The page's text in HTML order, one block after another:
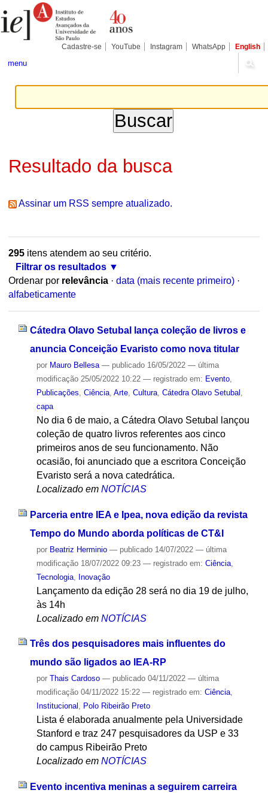
para
conteúdo.
Pessoais
Cadastre-se YouTube Instagram WhatsApp English
menu
Resultado da busca
Assinar um RSS sempre atualizado.
295itens atendem ao seu critério.
Filtrar os resultados
Ordenar por relevância · data (mais recente primeiro) ·
alfabeticamente
Cátedra Olavo Setubal lança coleção de livros e
anuncia Conceição Evaristo como nova titular
por Mauro Bellesa — publicado16/05/2022 — última
modificação25/05/2022 10:22 — registrado em: Evento,
Publicações Ciência, Arte, Cultura, Cátedra Olavo Setubal
capa
No dia 6 de maio, a Cátedra Olavo Setubal lançou
coleção de quatro livros referentes aos cinco
primeiros anos de seu funcionamento. Não
ocasião, foi anunciado que a escritora Conceição
Evaristo será a nova catedrática.
Localizado em NOTÍCIAS
Parceria entre IEA e Ipea, nova edição da revista
Tempo do Mundo aborda políticas de CT&I
por Beatriz Herminio — publicado14/07/2022 — última
modificação18/07/2022 09:23 — registrado em: Ciência,
Tecnologia, Inovação
Lançamento da edição 28 será no dia 19 de julho,
às 14h
Localizado em NOTÍCIAS
Três dos pesquisadores mais influentes do
mundo são ligados ao IEA-RP
por Thais Cardoso — publicado04/11/2022 — última
modificação04/11/2022 15:22 — registrado em: Ciência,
Institucional , Polo Ribeirão Preto
Lista é elaborada anualmente pela Universidade
Stanford e traz 247 pesquisadores da USP e 33
do campus Ribeirão Preto
Localizado em NOTÍCIAS
Evento incentiva meninas a seguirem carreira